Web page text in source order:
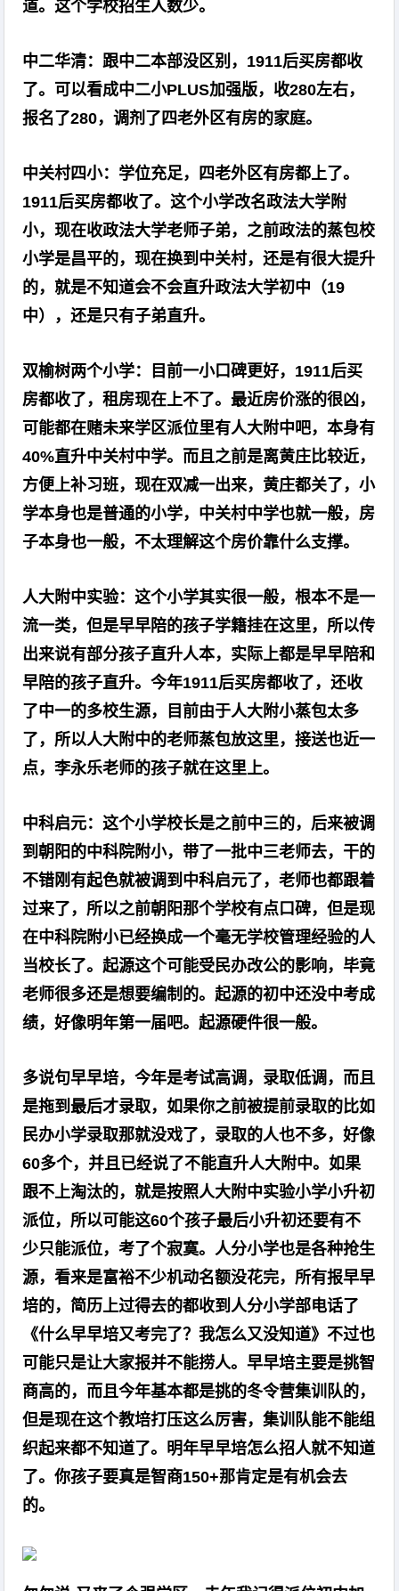
道。这个学校招生人数少。
中二华清：跟中二本部没区别，1911后买房都收
了。可以看成中二小PLUS加强版，收280左右，
报名了280，调剂了四老外区有房的家庭。
中关村四小：学位充足，四老外区有房都上了。
1911后买房都收了。这个小学改名政法大学附
小，现在收政法大学老师子弟，之前政法的蒸包校
小学是昌平的，现在换到中关村，还是有很大提升
的，就是不知道会不会直升政法大学初中（19
中），还是只有子弟直升。
双榆树两个小学：目前一小口碑更好，1911后买
房都收了，租房现在上不了。最近房价涨的很凶，
可能都在赌未来学区派位里有人大附中吧，本身有
40%直升中关村中学。而且之前是离黄庄比较近，
方便上补习班，现在双减一出来，黄庄都关了，小
学本身也是普通的小学，中关村中学也就一般，房
子本身也一般，不太理解这个房价靠什么支撑。
人大附中实验：这个小学其实很一般，根本不是一
流一类，但是早早陪的孩子学籍挂在这里，所以传
出来说有部分孩子直升人本，实际上都是早早陪和
早陪的孩子直升。今年1911后买房都收了，还收
了中一的多校生源，目前由于人大附小蒸包太多
了，所以人大附中的老师蒸包放这里，接送也近一
点，李永乐老师的孩子就在这里上。
中科启元：这个小学校长是之前中三的，后来被调
到朝阳的中科院附小，带了一批中三老师去，干的
不错刚有起色就被调到中科启元了，老师也都跟着
过来了，所以之前朝阳那个学校有点口碑，但是现
在中科院附小已经换成一个毫无学校管理经验的人
当校长了。起源这个可能受民办改公的影响，毕竟
老师很多还是想要编制的。起源的初中还没中考成
绩，好像明年第一届吧。起源硬件很一般。
多说句早早培，今年是考试高调，录取低调，而且
是拖到最后才录取，如果你之前被提前录取的比如
民办小学录取那就没戏了，录取的人也不多，好像
60多个，并且已经说了不能直升人大附中。如果
跟不上淘汰的，就是按照人大附中实验小学小升初
派位，所以可能这60个孩子最后小升初还要有不
少只能派位，考了个寂寞。人分小学也是各种抢生
源，看来是富裕不少机动名额没花完，所有报早早
培的，简历上过得去的都收到人分小学部电话了
《什么早早培又考完了？我怎么又没知道》不过也
可能只是让大家报并不能捞人。早早培主要是挑智
商高的，而且今年基本都是挑的冬令营集训队的，
但是现在这个教培打压这么厉害，集训队能不能组
织起来都不知道了。明年早早培怎么招人就不知道
了。你孩子要真是智商150+那肯定是有机会去
的。